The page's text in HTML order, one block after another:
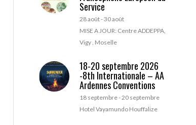
Service
28 août-30 août
MISE A JOUR: Centre ADDEPPA,
Vigy , Moselle
18-20 septembre 2026
-8th Internationale – AA
Ardennes Conventions
18 septembre-20 septembre
Hotel Vayamundo Houffalize